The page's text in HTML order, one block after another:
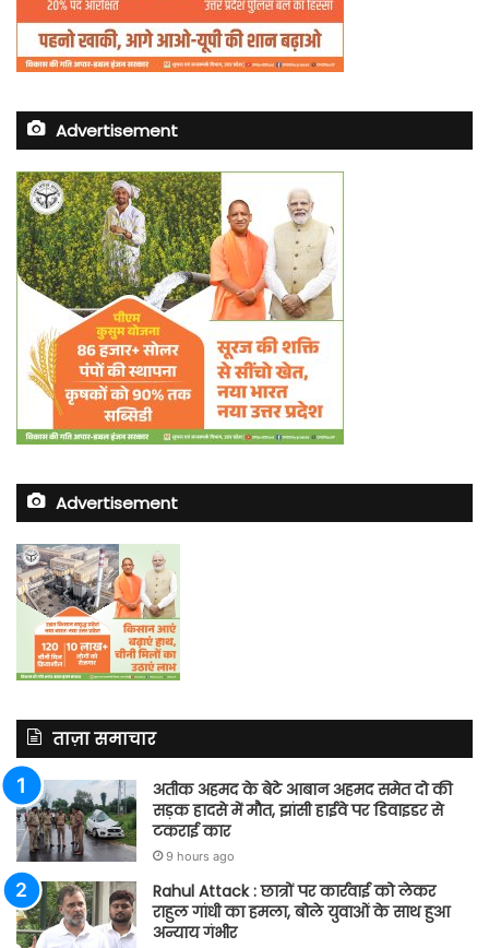
Advertisement
Advertisement
ताज़ा समाचार
अतीक अहमद के बेटे आबान अहमद समेत दो की
सड़क हादसे में मौत, झांसी हाईवे पर डिवाइडर से
टकराई कार
9 hours ago
Rahul Attack : छात्रों पर कार्रवाई को लेकर
राहुल गांधी का हमला, बोले युवाओं के साथ हुआ
अन्याय गंभीर